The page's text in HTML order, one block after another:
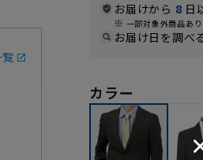
お届けから 8 日
一部対象外商品あり
お届け日を調べ
カラー